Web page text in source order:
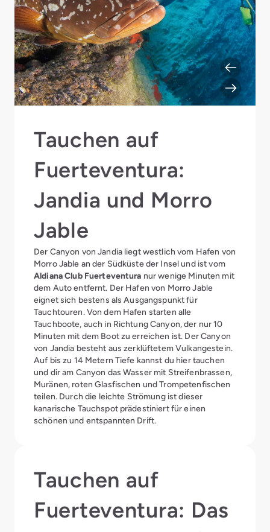
Tauchen auf
Fuerteventura:
Jandia und Morro
Jable
Der Canyon von Jandia liegt westlich vom Hafen von
Morro Jable an der Südküste der Insel und ist vom
Aldiana Club Fuerteventura nur wenige Minuten mit
dem Auto entfernt. Der Hafen von Morro Jable
eignet sich bestens als Ausgangspunkt für
Tauchtouren. Von dem Hafen starten alle
Tauchboote, auch in Richtung Canyon, der nur 10
Minuten mit dem Boot zu erreichen ist. Der Canyon
von Jandia besteht aus zerklüftetem Vulkangestein.
Auf bis zu 14 Metern Tiefe kannst du hier tauchen
und dir am Canyon das Wasser mit Streifenbrassen,
Muränen, roten Glasfischen und Trompetenfischen
teilen. Durch die leichte Strömung ist dieser
kanarische Tauchspot prädestiniert für einen
schönen und entspannten Drift.
Tauchen auf
Fuerteventura: Das